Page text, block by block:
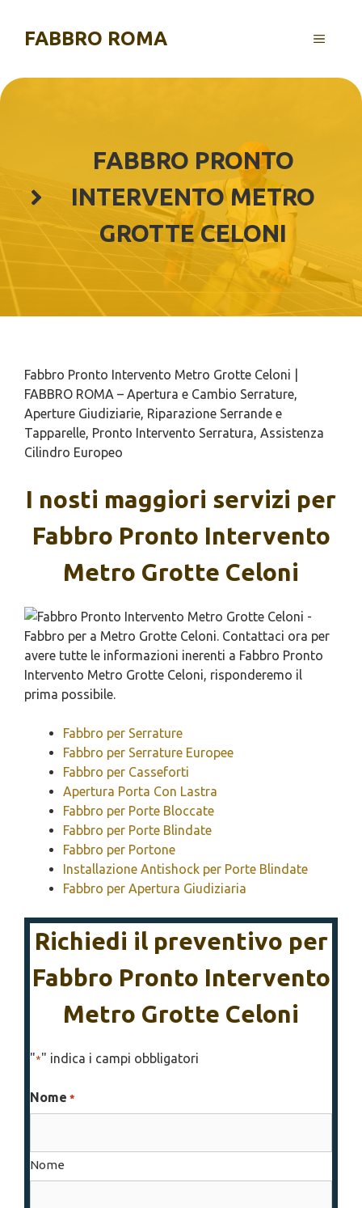
contenuto
FABBRO ROMA MENU
FABBRO PRONTO
INTERVENTO METRO
GROTTE CELONI
Fabbro Pronto Intervento Metro Grotte Celoni |
FABBRO ROMA – Apertura e Cambio Serrature,
Aperture Giudiziarie, Riparazione Serrande e
Tapparelle, Pronto Intervento Serratura, Assistenza
Cilindro Europeo
I nosti maggiori servizi per
Fabbro Pronto Intervento
Metro Grotte Celoni
Fabbro per Serrature
Fabbro per Serrature Europee
Fabbro per Casseforti
Apertura Porta Con Lastra
Fabbro per Porte Bloccate
Fabbro per Porte Blindate
Fabbro per Portone
Installazione Antishock per Porte Blindate
Fabbro per Apertura Giudiziaria
Richiedi il preventivo per
Fabbro Pronto Intervento
Metro Grotte Celoni
"*" indica i campi obbligatori
Nome *
Nome